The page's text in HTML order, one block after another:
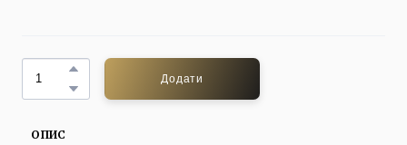
Додати
ОПИС